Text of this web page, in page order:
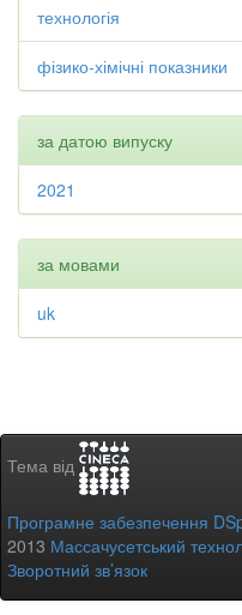
технологія
фізико-хімічні показники
за датою випуску
2021
за мовами
uk
Тема від
Програмне забезпечення
2013 Массачусетський
Зворотний зв’язок